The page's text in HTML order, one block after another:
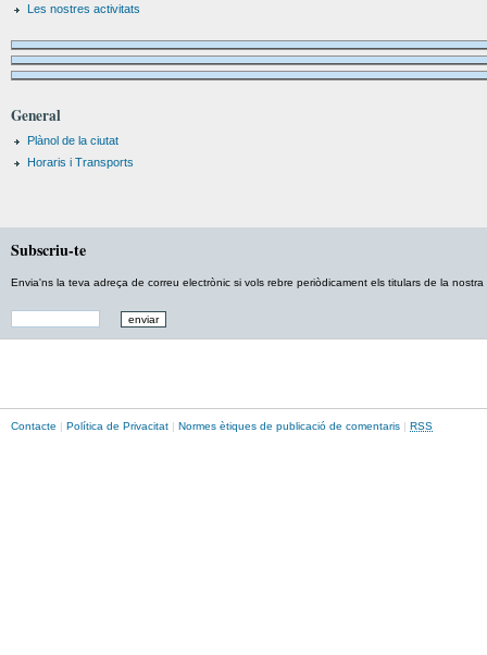
Les nostres activitats
General
Plànol de la ciutat
Horaris i Transports
Subscriu-te
Envia'ns la teva adreça de correu electrònic si vols rebre periòdicament els titulars de la
Contacte | Política de Privacitat | Normes ètiques de publicació de comentaris | RSS